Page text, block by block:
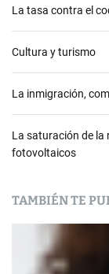
La tasa contra el
Cultura y turismo
La inmigración,
La saturación de la
fotovoltaicos
TAMBIÉN TE